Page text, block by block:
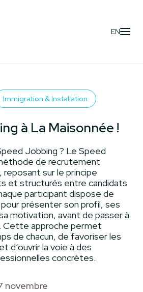
EN
Immigration & Installation
à La Maisonnée !
Jobbing ? Le Speed
de recrutement
sur le principe
et structurés entre candidats
participant dispose de
présenter son profil, ses
motivation, avant de passer à
Cette approche permet
de chacun, de favoriser les
d’ouvrir la voie à des
concrètes.
novembre